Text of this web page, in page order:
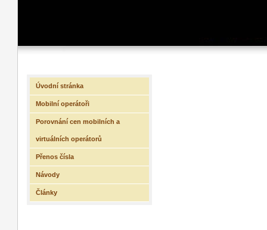
Úvodní stránka
Mobilní operátoři
Porovnání cen mobilních a
virtuálních operátorů
Přenos čísla
Návody
Články